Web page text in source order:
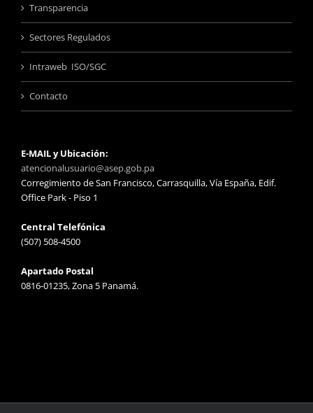
Transparencia
Sectores Regulados
Intraweb ISO/SGC
Contacto
E-MAIL y Ubicación:
atencionalusuario@asep.gob.pa
Corregimiento de San Francisco, Carrasquilla, Vía España, Edif.
Office Park - Piso 1
Central Telefónica
(507) 508-4500
Apartado Postal
0816-01235, Zona 5 Panamá.